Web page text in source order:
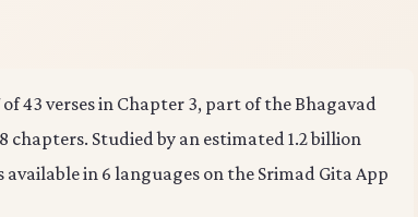
of 43 verses in Chapter 3, part of the Bhagavad
chapters. Studied by an estimated 1.2 billion
in 6 languages on the Srimad Gita App